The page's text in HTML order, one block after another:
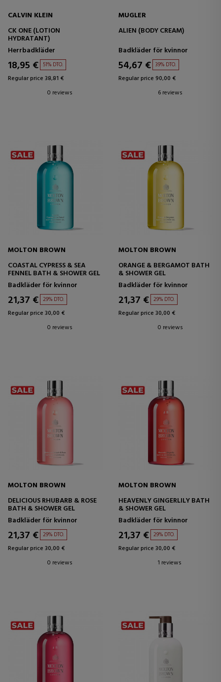
CALVIN KLEIN
CK ONE (LOTION
HYDRATANT)
Herrbadkläder
18,95 € 51% DTO.
Regular price 38,81 €
0 reviews
MUGLER
ALIEN (BODY CREAM)
Badkläder för kvinnor
54,67 € 39% DTO.
Regular price 90,00 €
6 reviews
MOLTON BROWN
COASTAL CYPRESS & SEA
FENNEL BATH & SHOWER GEL
Badkläder för kvinnor
21,37 € 29% DTO.
Regular price 30,00 €
0 reviews
MOLTON BROWN
ORANGE & BERGAMOT BATH
& SHOWER GEL
Badkläder för kvinnor
21,37 € 29% DTO.
Regular price 30,00 €
0 reviews
MOLTON BROWN
DELICIOUS RHUBARB & ROSE
BATH & SHOWER GEL
Badkläder för kvinnor
21,37 € 29% DTO.
Regular price 30,00 €
0 reviews
MOLTON BROWN
HEAVENLY GINGERLILY BATH
& SHOWER GEL
Badkläder för kvinnor
21,37 € 29% DTO.
Regular price 30,00 €
1 reviews